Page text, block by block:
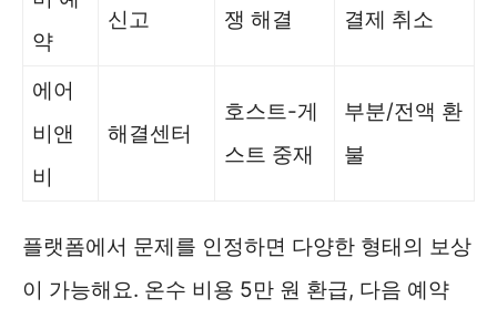
약
신고
쟁 해결
결제 취소
에어
비앤
비
해결센터
호스트-게
스트 중재
부분/전액 환
불
플랫폼에서 문제를 인정하면 다양한 형태의 보상
이 가능해요. 온수 비용 5만 원 환급, 다음 예약